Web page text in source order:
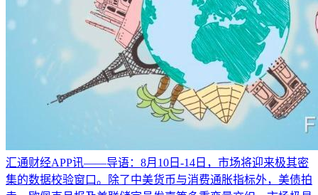
汇通财经APP讯——导语：8月10日-14日，市场将迎来极其密
集的数据校验窗口。除了中美货币与消费通胀指标外，美债拍